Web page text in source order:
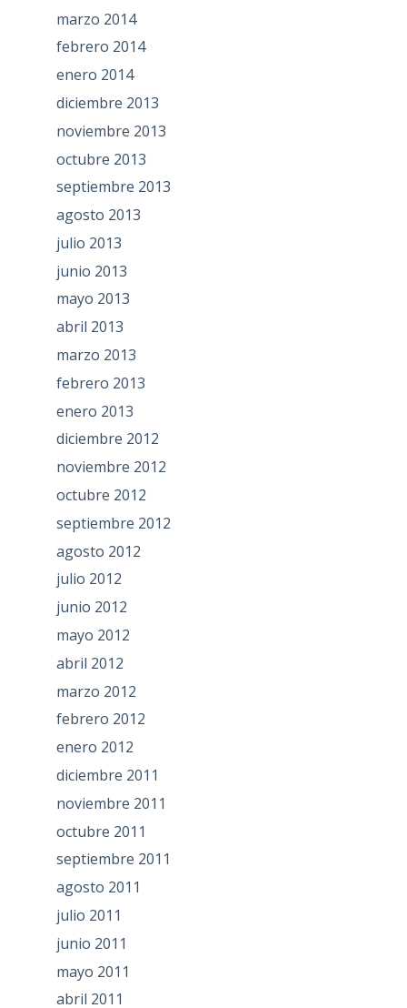
marzo 2014
febrero 2014
enero 2014
diciembre 2013
noviembre 2013
octubre 2013
septiembre 2013
agosto 2013
julio 2013
junio 2013
mayo 2013
abril 2013
marzo 2013
febrero 2013
enero 2013
diciembre 2012
noviembre 2012
octubre 2012
septiembre 2012
agosto 2012
julio 2012
junio 2012
mayo 2012
abril 2012
marzo 2012
febrero 2012
enero 2012
diciembre 2011
noviembre 2011
octubre 2011
septiembre 2011
agosto 2011
julio 2011
junio 2011
mayo 2011
abril 2011